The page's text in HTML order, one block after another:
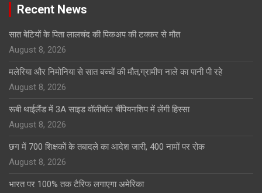
Recent News
सात बेटियों के पिता लालचंद की पिकअप की टक्कर से मौत
August 8, 2026
मलेरिया और निमोनिया से सात बच्चों की मौत,ग्रामीण नाले का पानी पी रहे
August 8, 2026
रूबी थाईलैंड में 3A साइड वॉलीबॉल चैंपियनशिप में लेंगी हिस्सा
August 8, 2026
छग में 700 शिक्षकों के तबादले का आदेश जारी, 400 नामों पर रोक
August 8, 2026
भारत पर 100% तक टैरिफ लगाएगा अमेरिका